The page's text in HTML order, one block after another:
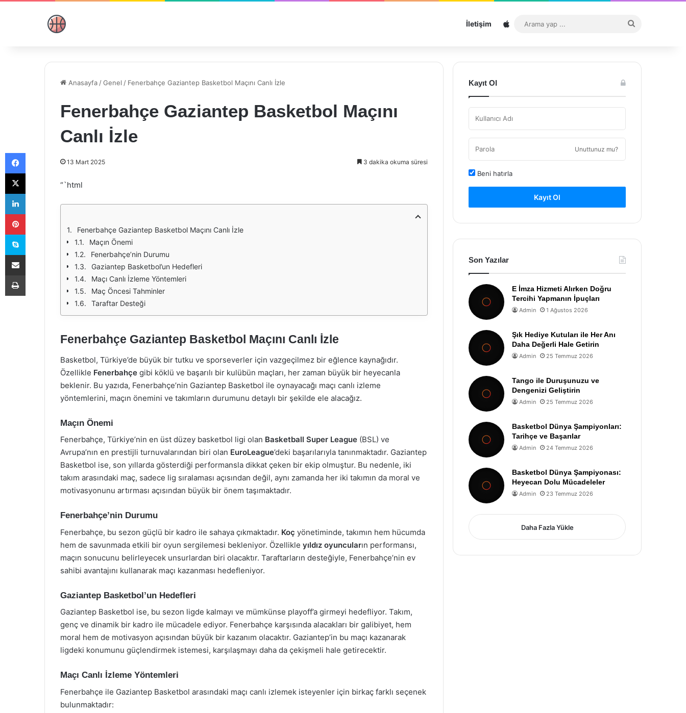
İletişim Sitemap
...
Anasayfa /Genel / Fenerbahçe Gaziantep Basketbol Maçını Canlı İzle
Fenerbahçe Gaziantep Basketbol Maçını
Canlı İzle
13 Mart 2025 3 dakika okuma süresi
“`html
Fenerbahçe Gaziantep Basketbol Maçını Canlı İzle
Maçın Önemi
Fenerbahçe’nin Durumu
Gaziantep Basketbol’un Hedefleri
Maçı Canlı İzleme Yöntemleri
Maç Öncesi Tahminler
Taraftar Desteği
Fenerbahçe Gaziantep Basketbol Maçını Canlı İzle
Basketbol, Türkiye’de büyük bir tutku ve sporseverler için vazgeçilmez bir eğlence kaynağıdır.
Özellikle Fenerbahçe gibi köklü ve başarılı bir kulübün maçları, her zaman büyük bir heyecanla
beklenir. Bu yazıda, Fenerbahçe’nin Gaziantep Basketbol ile oynayacağı maçı canlı izleme
yöntemlerini, maçın önemini ve takımların durumunu detaylı bir şekilde ele alacağız.
Maçın Önemi
Fenerbahçe, Türkiye’nin en üst düzey basketbol ligi olan Basketball Super League (BSL) ve
Avrupa’nın en prestijli turnuvalarından biri olan EuroLeague’deki başarılarıyla tanınmaktadır. Gaziantep
Basketbol ise, son yıllarda gösterdiği performansla dikkat çeken bir ekip olmuştur. Bu nedenle, iki
takım arasındaki maç, sadece lig sıralaması açısından değil, aynı zamanda her iki takımın da moral ve
motivasyonunu artırması açısından büyük bir önem taşımaktadır.
Fenerbahçe’nin Durumu
Fenerbahçe, bu sezon güçlü bir kadro ile sahaya çıkmaktadır. Koç yönetiminde, takımın hem hücumda
hem de savunmada etkili bir oyun sergilemesi bekleniyor. Özellikle yıldız oyuncuların performansı,
maçın sonucunu belirleyecek unsurlardan biri olacaktır. Taraftarların desteğiyle, Fenerbahçe’nin ev
sahibi avantajını kullanarak maçı kazanması hedefleniyor.
Gaziantep Basketbol’un Hedefleri
Gaziantep Basketbol ise, bu sezon ligde kalmayı ve mümkünse playoff’a girmeyi hedefliyor. Takım,
genç ve dinamik bir kadro ile mücadele ediyor. Fenerbahçe karşısında alacakları bir galibiyet, hem
moral hem de motivasyon açısından büyük bir kazanım olacaktır. Gaziantep’in bu maçı kazanarak
ligdeki konumunu güçlendirmek istemesi, karşılaşmayı daha da çekişmeli hale getirecektir.
Maçı Canlı İzleme Yöntemleri
Fenerbahçe ile Gaziantep Basketbol arasındaki maçı canlı izlemek isteyenler için birkaç farklı seçenek
bulunmaktadır:
Kayıt Ol
Unuttunuz mu?
Beni hatırla
Kayıt Ol
Son Yazılar
E İmza Hizmeti Alırken Doğru
Tercihi Yapmanın İpuçları
Admin 1 Ağustos 2026
Şık Hediye Kutuları ile Her Anı
Daha Değerli Hale Getirin
Admin 25 Temmuz 2026
Tango ile Duruşunuzu ve
Dengenizi Geliştirin
Admin 25 Temmuz 2026
Basketbol Dünya Şampiyonları:
Tarihçe ve Başarılar
Admin 24 Temmuz 2026
Basketbol Dünya Şampiyonası:
Heyecan Dolu Mücadeleler
Admin 23 Temmuz 2026
Daha Fazla Yükle
Facebook
X
LinkedIn
Pinterest
Skype
E-Posta ile paylaş